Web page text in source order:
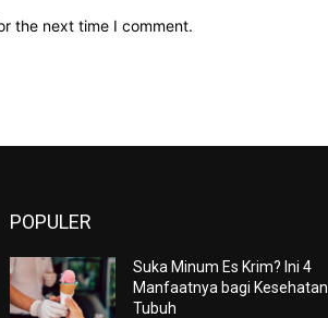
the next time I comment.
POPULER
Suka Minum Es Krim? Ini 4
Manfaatnya bagi Kesehatan
Tubuh